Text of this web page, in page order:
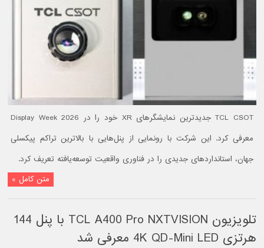
TCL CSOT جدیدترین نمایشگرهای XR خود را در Display Week 2026
معرفی کرد. این شرکت با رونمایی از پنل‌هایی با بالاترین تراکم پیکسلی
جهان، استانداردهای جدیدی را در فناوری واقعیت توسعه‌یافته تعریف کرد.
متن کامل »
تلویزیون TCL A400 Pro NXTVISION با پنل 144
هرتزی 4K QD-Mini LED معرفی شد